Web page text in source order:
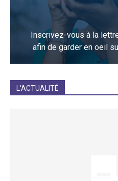
Inscrivez-vous à la
afin de garder en oeil
L'ACTUALITÉ